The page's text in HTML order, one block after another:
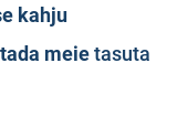
kahju
meietasuta